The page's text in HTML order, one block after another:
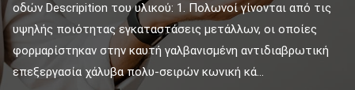
οδών Descripition του υλικού: 1. Πολωνοί γίνονται από τις
υψηλής ποιότητας εγκαταστάσεις μετάλλων, οι οποίες
φορμαρίστηκαν στην καυτή γαλβανισμένη αντιδιαβρωτική
επεξεργασία χάλυβα πολυ-σειρών κωνική κά...